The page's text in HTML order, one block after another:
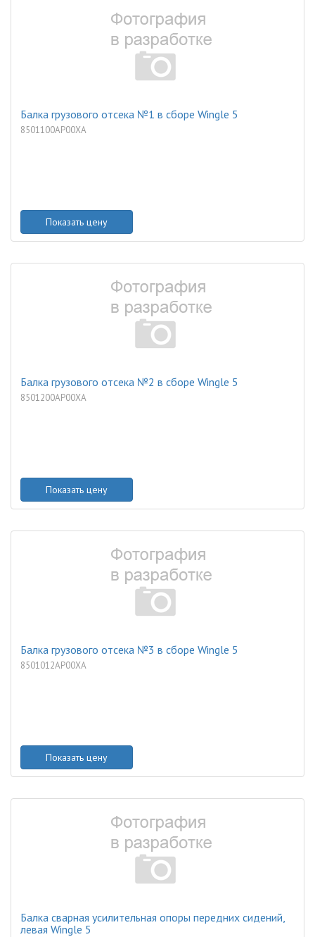
Балка грузового отсека №1 в сборе Wingle 5
8501100AP00XA
Показать цену
Балка грузового отсека №2 в сборе Wingle 5
8501200AP00XA
Показать цену
Балка грузового отсека №3 в сборе Wingle 5
8501012AP00XA
Показать цену
Балка сварная усилительная опоры передних сидений,
левая Wingle 5